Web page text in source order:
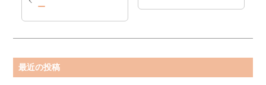
ー
最近の投稿